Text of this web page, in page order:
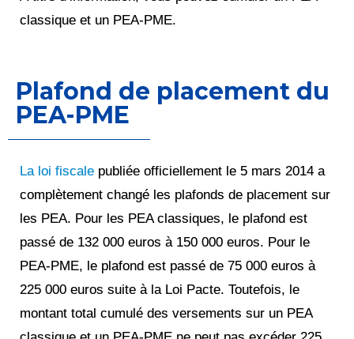
classique et un PEA-PME.
Plafond de placement du
PEA-PME
La loi fiscale publiée officiellement le 5 mars 2014 a
complètement changé les plafonds de placement sur
les PEA. Pour les PEA classiques, le plafond est
passé de 132 000 euros à 150 000 euros. Pour le
PEA-PME, le plafond est passé de 75 000 euros à
225 000 euros suite à la Loi Pacte. Toutefois, le
montant total cumulé des versements sur un PEA